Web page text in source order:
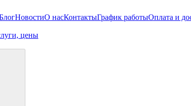
НовостиО насКонтактыГрафик работыОплата и